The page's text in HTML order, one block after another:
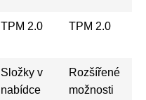
TPM 2.0 TPM 2.0
Složky v
nabídce
Rozšířené
možnosti